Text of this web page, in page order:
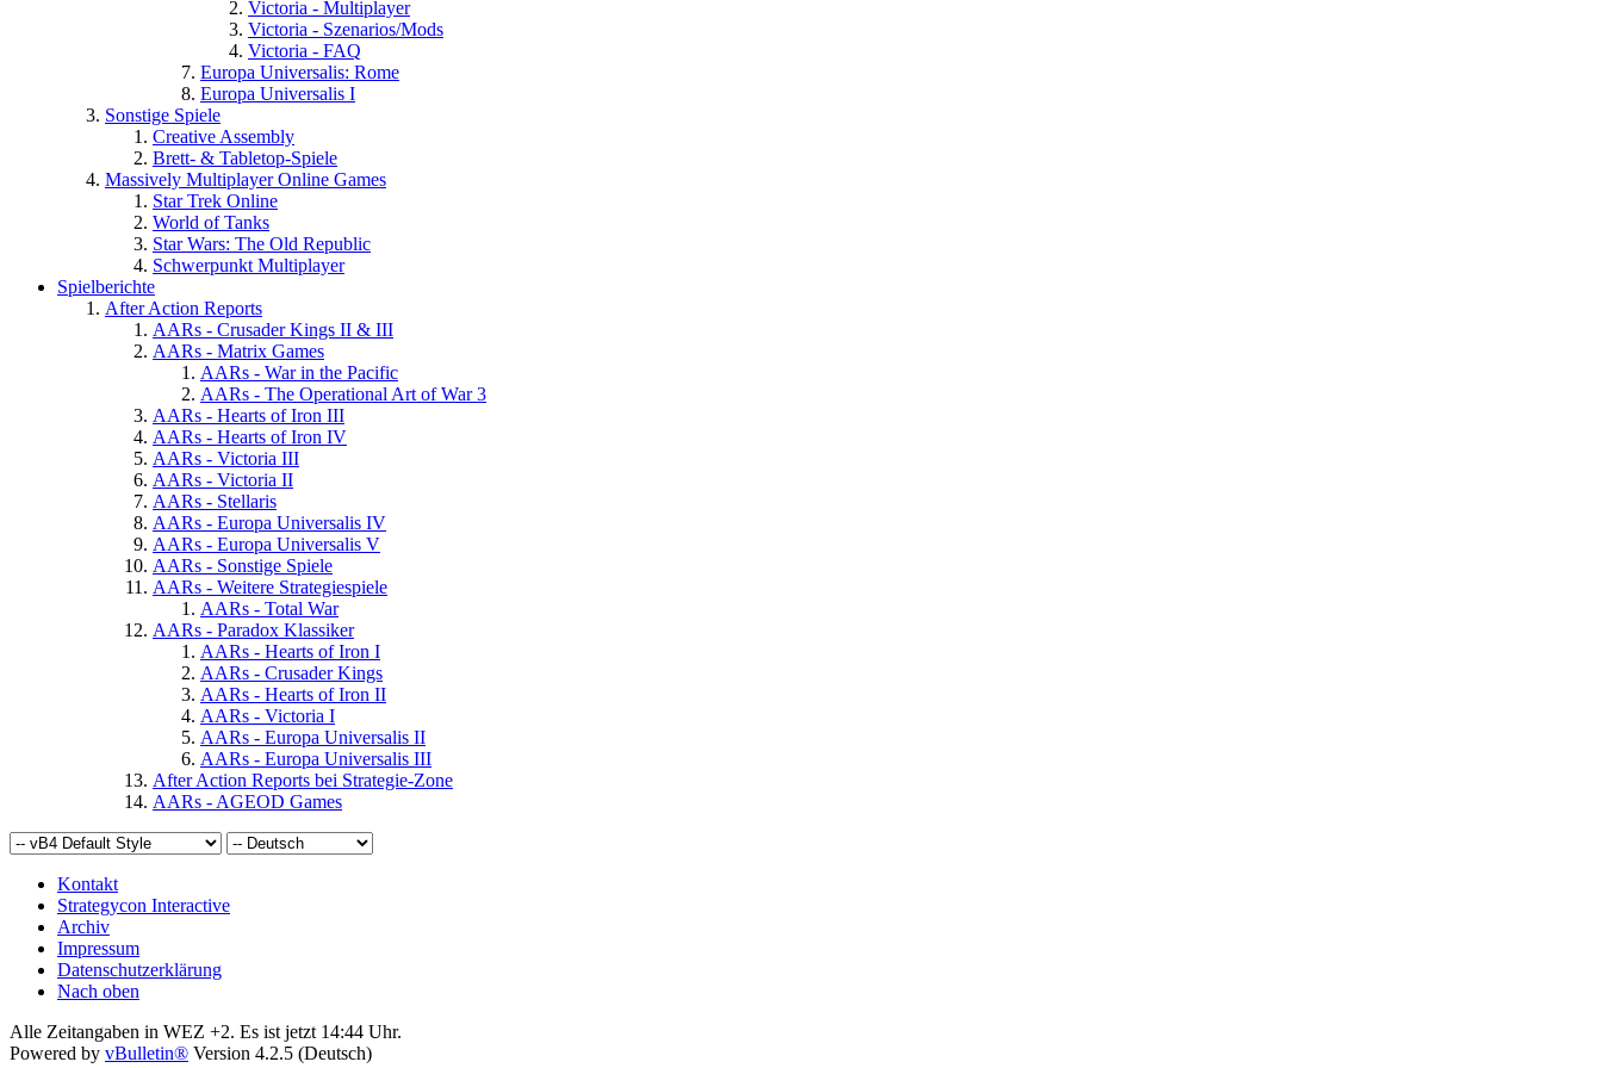
Victoria - Multiplayer
Victoria - Szenarios/Mods
Victoria - FAQ
Europa Universalis: Rome
Europa Universalis I
Sonstige Spiele
Creative Assembly
Brett- & Tabletop-Spiele
Massively Multiplayer Online Games
Star Trek Online
World of Tanks
Star Wars: The Old Republic
Schwerpunkt Multiplayer
Spielberichte
After Action Reports
AARs - Crusader Kings II & III
AARs - Matrix Games
AARs - War in the Pacific
AARs - The Operational Art of War 3
AARs - Hearts of Iron III
AARs - Hearts of Iron IV
AARs - Victoria III
AARs - Victoria II
AARs - Stellaris
AARs - Europa Universalis IV
AARs - Europa Universalis V
AARs - Sonstige Spiele
AARs - Weitere Strategiespiele
AARs - Total War
AARs - Paradox Klassiker
AARs - Hearts of Iron I
AARs - Crusader Kings
AARs - Hearts of Iron II
AARs - Victoria I
AARs - Europa Universalis II
AARs - Europa Universalis III
After Action Reports bei Strategie-Zone
AARs - AGEOD Games
Kontakt
Strategycon Interactive
Archiv
Impressum
Datenschutzerklärung
Nach oben
Alle Zeitangaben in WEZ +2. Es ist jetzt 14:44 Uhr.
Powered by vBulletin® Version 4.2.5 (Deutsch)